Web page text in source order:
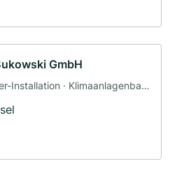
GmbH
Installation · Klimaanlagenbau